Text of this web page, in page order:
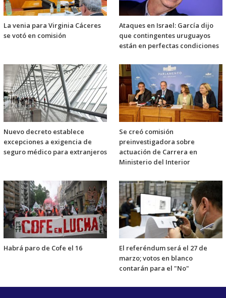
La venia para Virginia Cáceres
se votó en comisión
Ataques en Israel: García dijo
que contingentes uruguayos
están en perfectas condiciones
Nuevo decreto establece
excepciones a exigencia de
seguro médico para extranjeros
Se creó comisión
preinvestigadora sobre
actuación de Carrera en
Ministerio del Interior
Habrá paro de Cofe el 16
El referéndum será el 27 de
marzo; votos en blanco
contarán para el "No"